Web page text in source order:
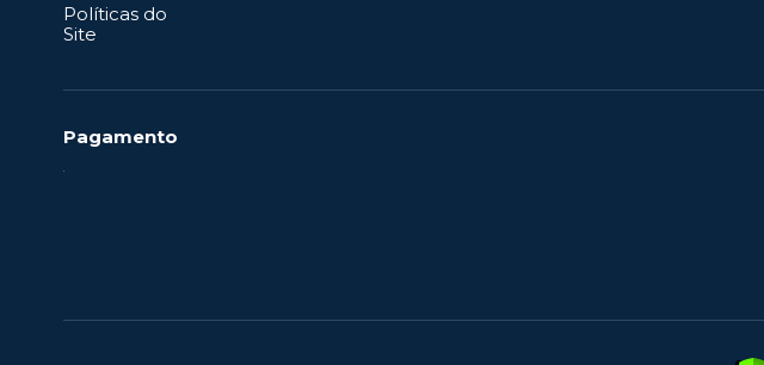
Políticas do
Site
Pagamento